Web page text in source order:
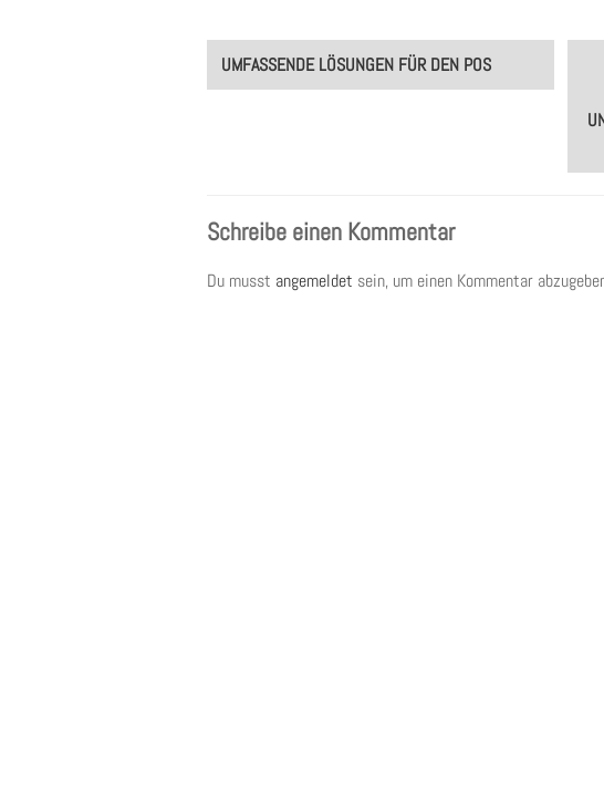
Post
navigation
UMFASSENDE LÖSUNGEN FÜR DEN POS
Schreibe einen Kommentar
Du musst angemeldet sein, um einen Kommentar